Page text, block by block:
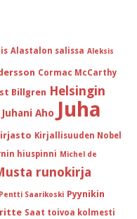
Alastalon salissa Aleksis
Cormac McCarthy
Billgren Helsingin
Juhani Aho Juha
Kirjallisuuden Nobel
hiuspinni Michel de
runokirja
Pentti Saarikoski Pyynikin
Saat toivoa kolmesti